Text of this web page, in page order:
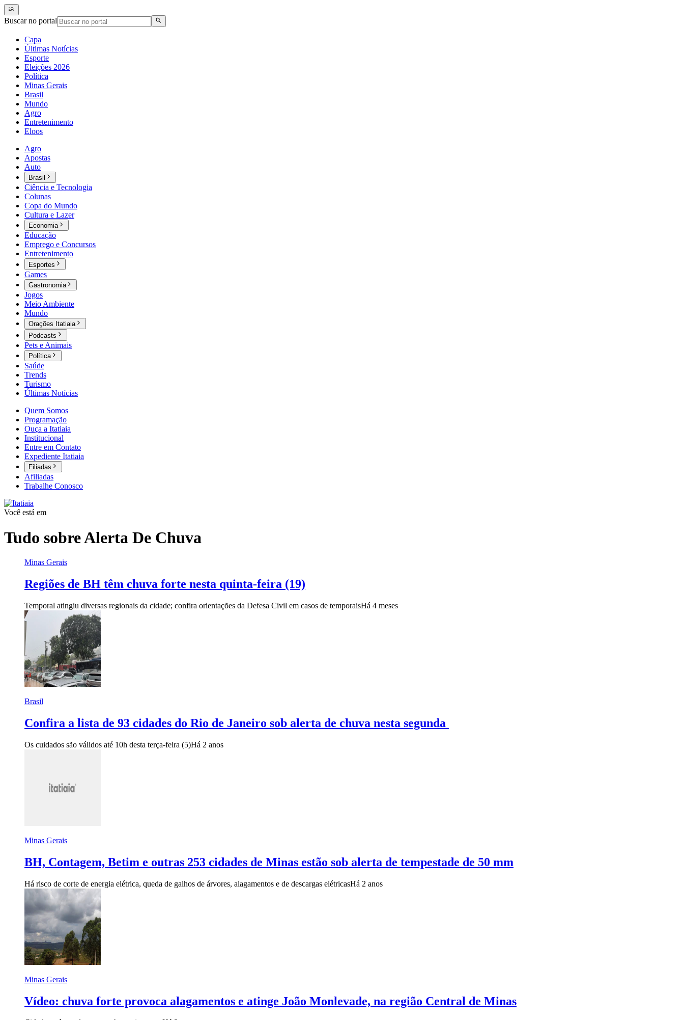
Buscar no portal
Capa
Últimas Notícias
Esporte
Eleições 2026
Política
Minas Gerais
Brasil
Mundo
Agro
Entretenimento
Eloos
Agro
Apostas
Auto
Brasil
Ciência e Tecnologia
Colunas
Copa do Mundo
Cultura e Lazer
Economia
Educação
Emprego e Concursos
Entretenimento
Esportes
Games
Gastronomia
Jogos
Meio Ambiente
Mundo
Orações Itatiaia
Podcasts
Pets e Animais
Política
Saúde
Trends
Turismo
Últimas Notícias
Quem Somos
Programação
Ouça a Itatiaia
Institucional
Entre em Contato
Expediente Itatiaia
Filiadas
Afiliadas
Trabalhe Conosco
Você está em
Tudo sobreAlerta De Chuva
Minas Gerais
Regiões de BH têm chuva forte nesta quinta-feira (19)
Temporal atingiu diversas regionais da cidade; confira orientações da Defesa Civil em casos de temporaisHá 4 meses
Brasil
Confira a lista de 93 cidades do Rio de Janeiro sob alerta de chuva nesta segunda
Os cuidados são válidos até 10h desta terça-feira (5)Há 2 anos
Minas Gerais
BH, Contagem, Betim e outras 253 cidades de Minas estão sob alerta de tempestade de 50 mm
Há risco de corte de energia elétrica, queda de galhos de árvores, alagamentos e de descargas elétricasHá 2 anos
Minas Gerais
Vídeo: chuva forte provoca alagamentos e atinge João Monlevade, na região Central de Minas